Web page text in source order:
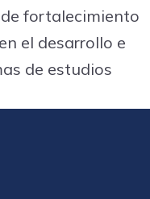
fortalecimiento
el desarrollo e
de estudios